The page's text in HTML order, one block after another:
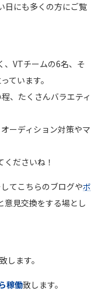
日にも多くの方にご覧
、VTチームの6名、そ
ています。
、たくさんバラエティ
ーディション対策やマ
ださいね！
てこちらのブログやボ
意見交換をする場とし
します。
稼働致します。